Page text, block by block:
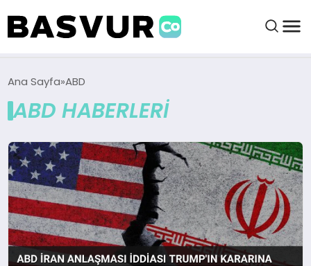
BAŞVURULAR
BAYILIKLER
HABERLER
İŞ FIKIRLERI
KRIPTO HABER
Ana Sayfa ABD
ABD HABERLERI